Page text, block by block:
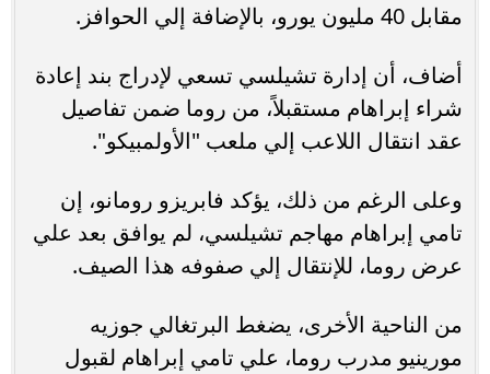
مقابل 40 مليون يورو، بالإضافة إلي الحوافز.
أضاف، أن إدارة تشيلسي تسعي لإدراج بند إعادة
شراء إبراهام مستقبلاً، من روما ضمن تفاصيل
عقد انتقال اللاعب إلي ملعب "الأولمبيكو".
وعلى الرغم من ذلك، يؤكد فابريزو رومانو، إن
تامي إبراهام مهاجم تشيلسي، لم يوافق بعد علي
عرض روما، للإنتقال إلي صفوفه هذا الصيف.
من الناحية الأخرى، يضغط البرتغالي جوزيه
مورينيو مدرب روما، علي تامي إبراهام لقبول